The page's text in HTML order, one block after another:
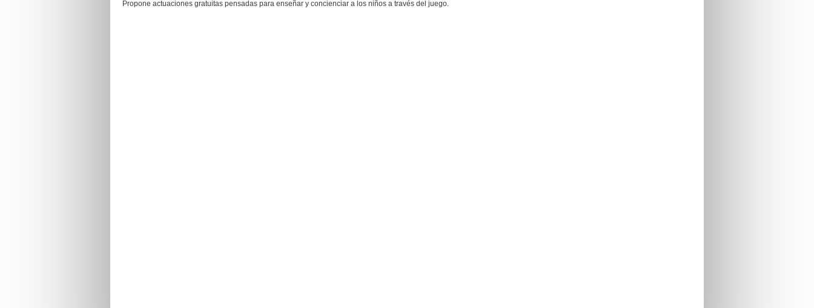
Propone actuaciones gratuitas pensadas para enseñar y concienciar a los niños a través del juego.